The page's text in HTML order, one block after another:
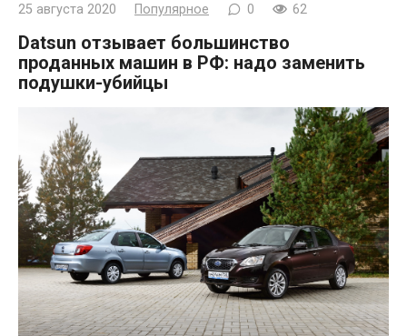
25 августа 2020 Популярное 0 62
Datsun отзывает большинство
проданных машин в РФ: надо заменить
подушки-убийцы